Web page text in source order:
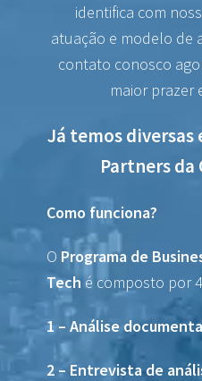
identifica com
atuação e modelo de
contato conosco
maior prazer
Já temos diversas
Partners da
Como funciona?
O Programa de
Tech é composto por
1 – Análise
2 – Entrevista de